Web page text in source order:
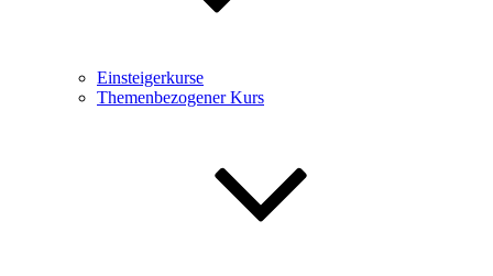
Einsteigerkurse
Themenbezogener Kurs